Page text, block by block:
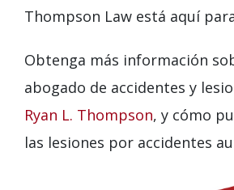
Thompson Law está aquí
Obtenga más información
abogado de accidentes y
Ryan L. Thompson, y cómo
las lesiones por accidentes